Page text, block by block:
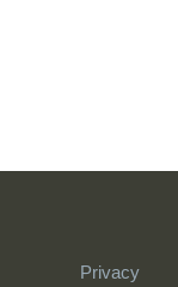
Privacy